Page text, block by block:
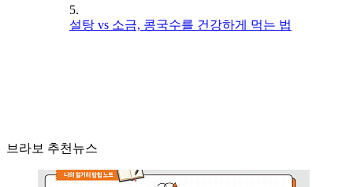
5.
설탕 vs 소금, 콩국수를 건강하게 먹는 법
브라보 추천뉴스